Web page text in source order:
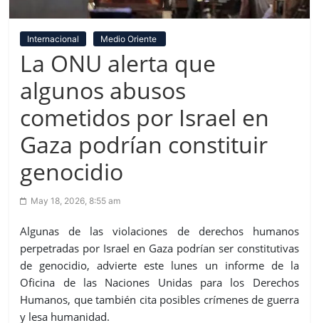
Internacional Medio Oriente
La ONU alerta que
algunos abusos
cometidos por Israel en
Gaza podrían constituir
genocidio
May 18, 2026, 8:55 am
Algunas de las violaciones de derechos humanos
perpetradas por Israel en Gaza podrían ser constitutivas
de genocidio, advierte este lunes un informe de la
Oficina de las Naciones Unidas para los Derechos
Humanos, que también cita posibles crímenes de guerra
y lesa humanidad.